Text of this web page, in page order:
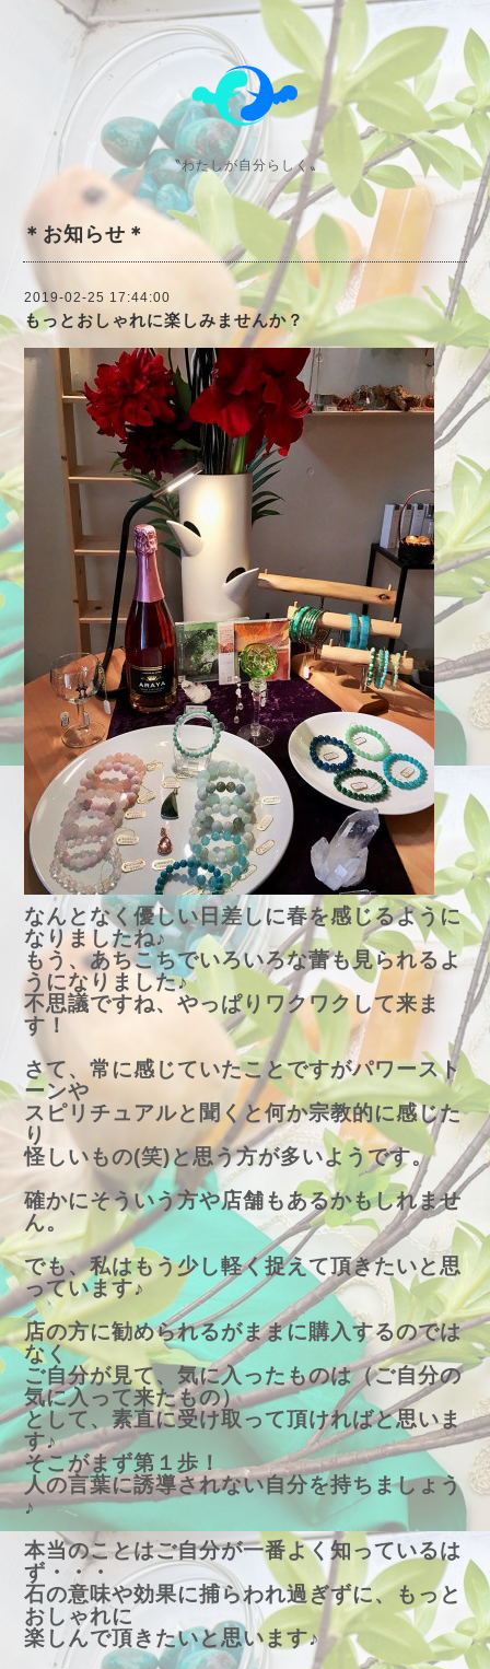
〝わたしが自分らしく〟
＊お知らせ＊
2019-02-25 17:44:00
もっとおしゃれに楽しみませんか？
なんとなく優しい日差しに春を感じるように
なりましたね♪
もう、あちこちでいろいろな蕾も見られるよ
うになりました♪
不思議ですね、やっぱりワクワクして来ま
す！
さて、常に感じていたことですがパワースト
ーンや
スピリチュアルと聞くと何か宗教的に感じた
り
怪しいもの(笑)と思う方が多いようです。
確かにそういう方や店舗もあるかもしれませ
ん。
でも、私はもう少し軽く捉えて頂きたいと思
っています♪
店の方に勧められるがままに購入するのでは
なく
ご自分が見て、気に入ったものは（ご自分の
気に入って来たもの）
として、素直に受け取って頂ければと思いま
す♪
そこがまず第１歩！
人の言葉に誘導されない自分を持ちましょう
♪
本当のことはご自分が一番よく知っているは
ず・・・
石の意味や効果に捕らわれ過ぎずに、もっと
おしゃれに
楽しんで頂きたいと思います♪